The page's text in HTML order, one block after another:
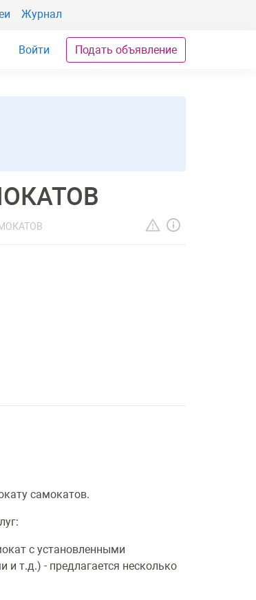
Журнал
Войти Подать объявление
самокатов.
с установленными
т.д.) - предлагается несколько